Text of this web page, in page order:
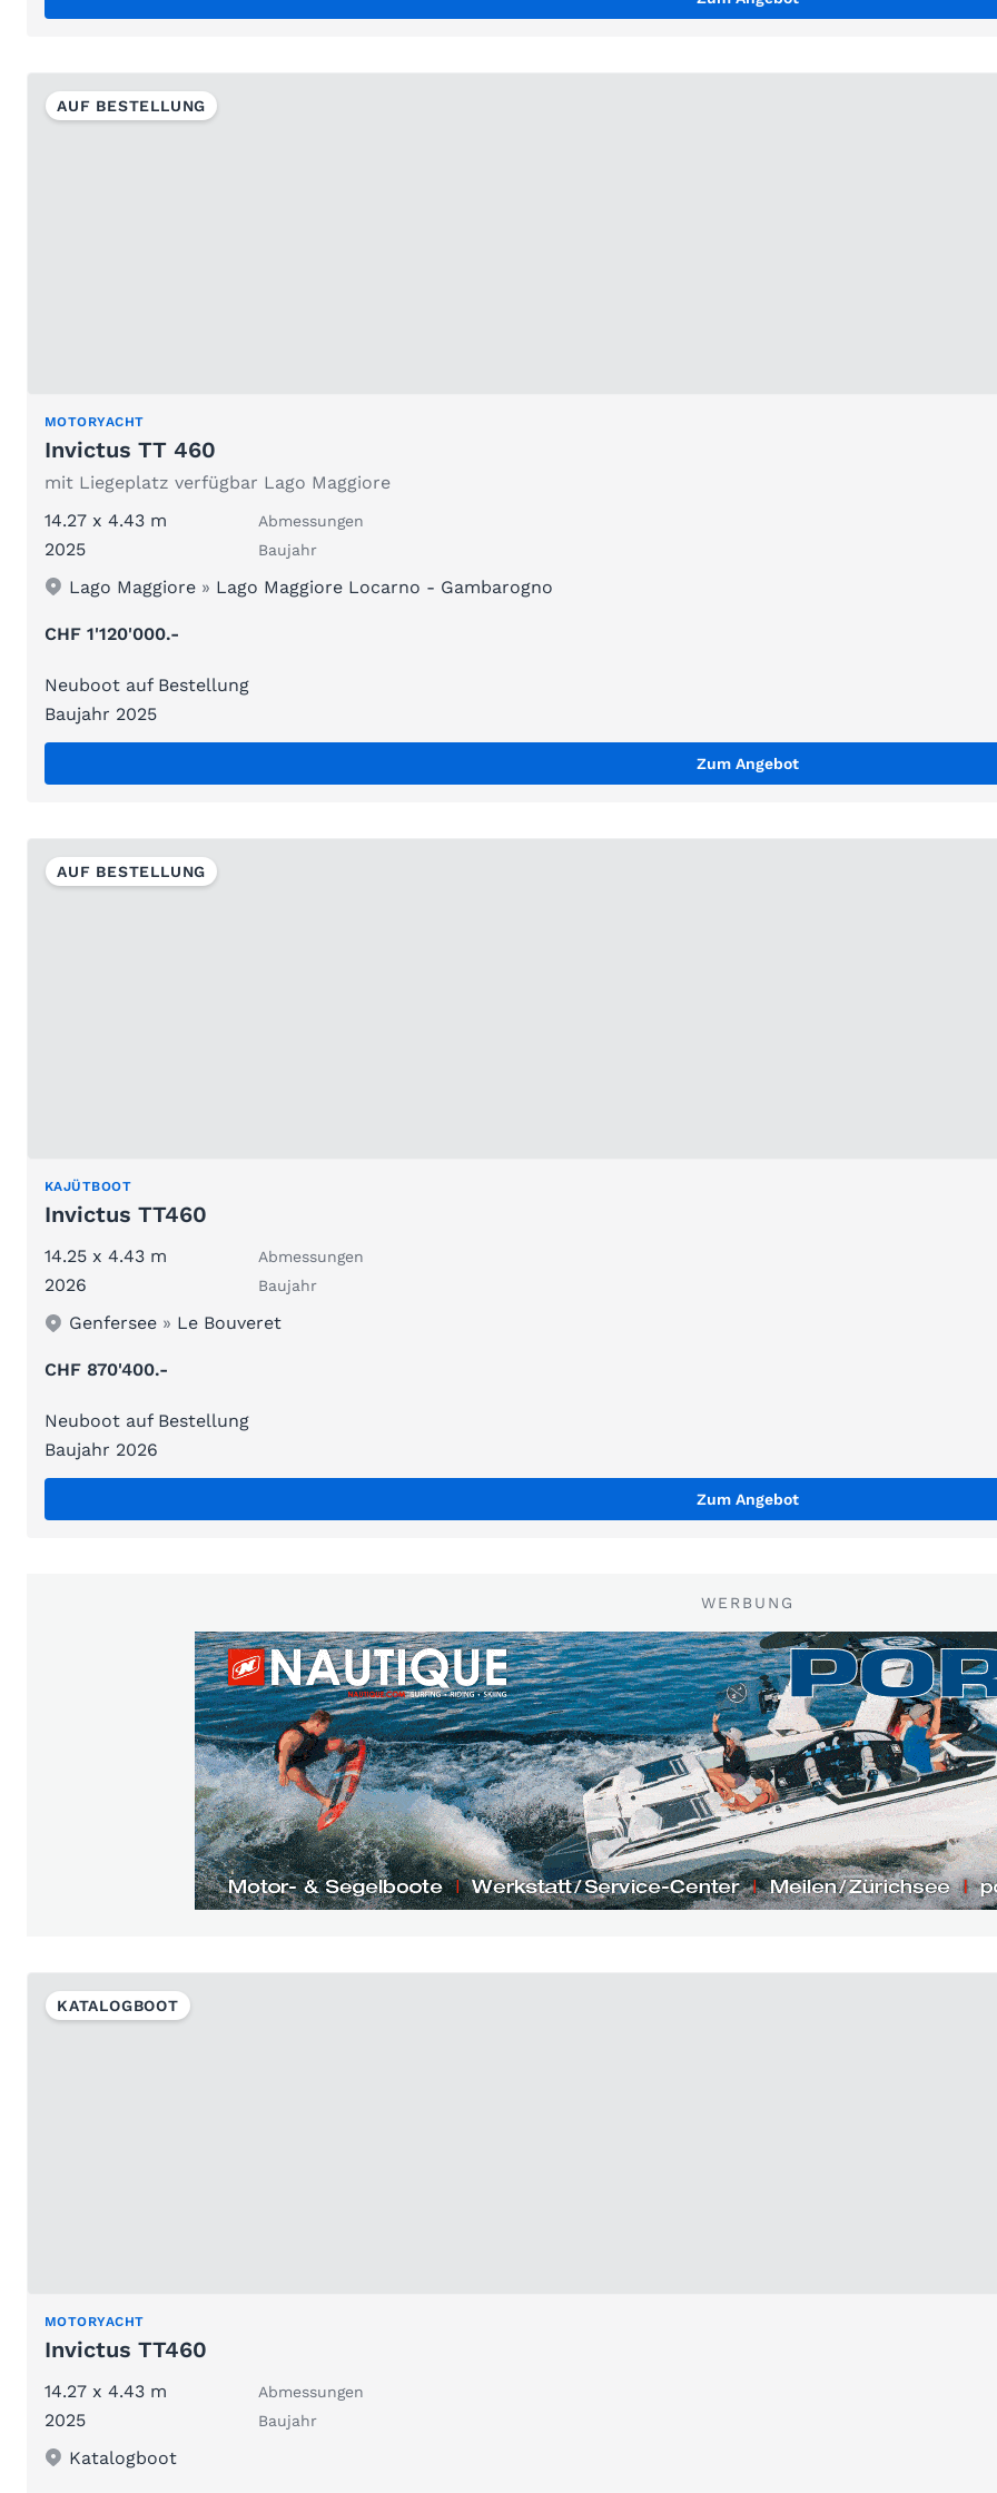
AUF BESTELLUNG
MOTORYACHT
Invictus TT 460
mit Liegeplatz verfügbar Lago Maggiore
14.27 x 4.43 m
Abmessungen
2025 Baujahr
Lago Maggiore » Lago Maggiore Locarno - Gambarogno
CHF 1'120'000.-
Neuboot auf Bestellung
Baujahr 2025
Zum Angebot
AUF BESTELLUNG
KAJÜTBOOT
Invictus TT460
14.25 x 4.43 m Abmessungen
2026 Baujahr
Genfersee » Le Bouveret
CHF 870'400.-
Neuboot auf Bestellung
Baujahr 2026
Zum Angebot
WERBUNG
KATALOGBOOT
MOTORYACHT
Invictus TT460
14.27 x 4.43 m Abmessungen
2025 Baujahr
Katalogboot